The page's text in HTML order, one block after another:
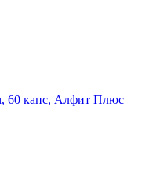
60 капс, Алфит Плюс